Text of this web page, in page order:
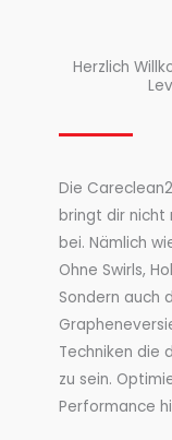
Herzlich
Die
bringt dir nicht
bei. Nämlich
Ohne Swirls,
Sondern auch
Techniken die
zu sein.
Performance